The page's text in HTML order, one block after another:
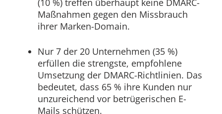
(10 %) treffen überhaupt keine DMARC-
Maßnahmen gegen den Missbrauch
ihrer Marken-Domain.
Nur 7 der 20 Unternehmen (35 %)
erfüllen die strengste, empfohlene
Umsetzung der DMARC-Richtlinien. Das
bedeutet, dass 65 % ihre Kunden nur
unzureichend vor betrügerischen E-
Mails schützen.